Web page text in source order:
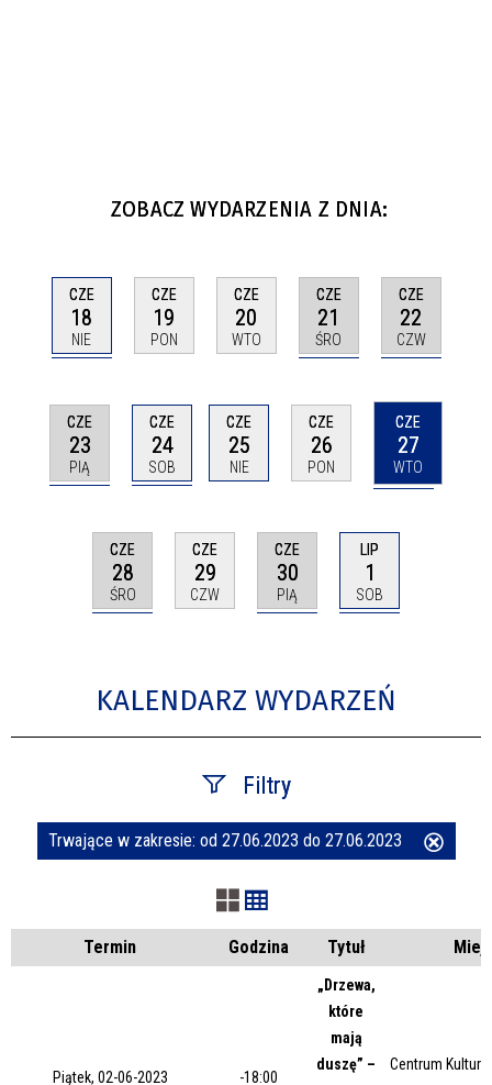
ZOBACZ WYDARZENIA Z DNIA:
CZE
18
NIE
CZE
19
PON
CZE
20
WTO
CZE
21
ŚRO
CZE
22
CZW
CZE
23
PIĄ
CZE
24
SOB
CZE
25
NIE
CZE
26
PON
CZE
27
WTO
CZE
28
ŚRO
CZE
29
CZW
CZE
30
PIĄ
LIP
1
SOB
KALENDARZ WYDARZEŃ
Filtry
Szukana fraza
Kategoria
—
Trwające w zakresie: od 27.06.2023 do 27.06.2023
Termin Godzina Tytuł
Piątek, 02-06-2023 -18:00
„Drzewa,
które
mają
duszę” –
Centrum Kultury